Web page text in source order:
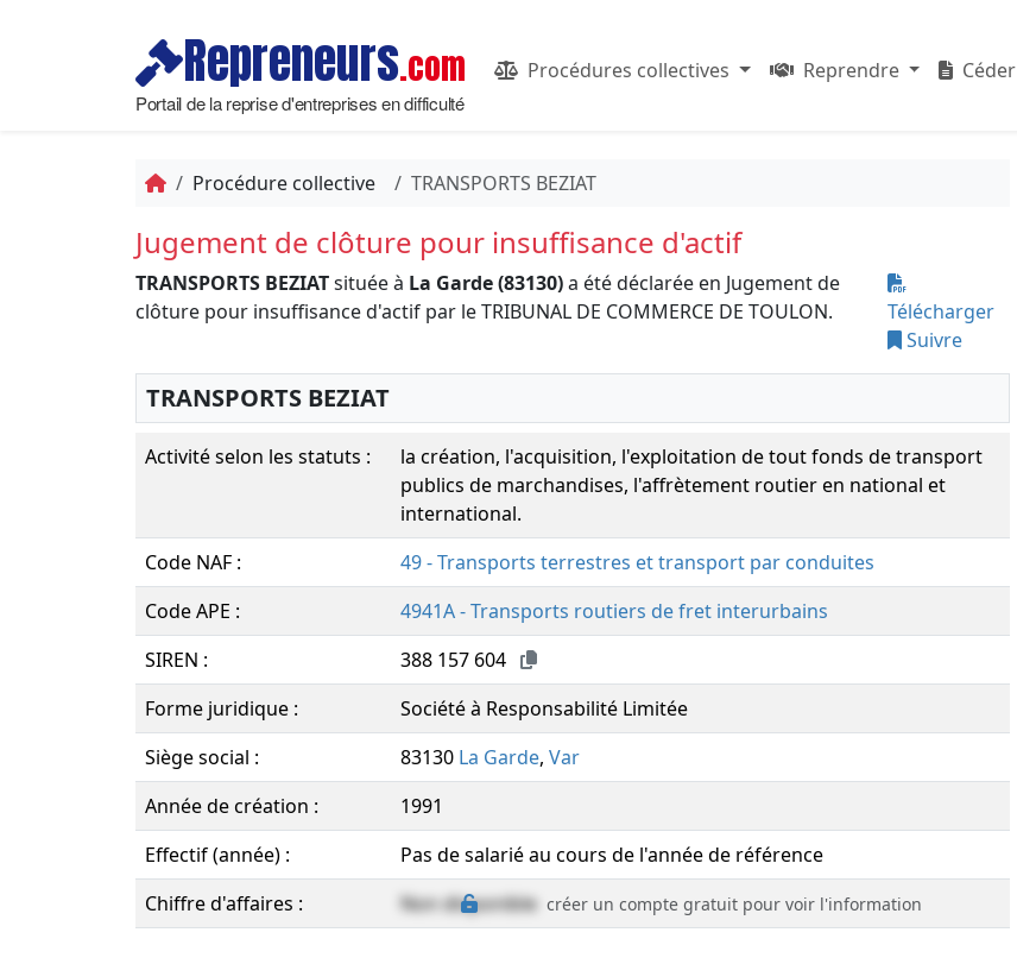
Repreneurs.com
Portail de la reprise d'entreprises en difficulté
Procédures collectives Reprendre Céder
Procédure collective TRANSPORTS BEZIAT
Jugement de clôture pour insuffisance d'actif
TRANSPORTS BEZIATsituée à La Garde (83130)a été déclarée en Jugement de
clôture pour insuffisance d'actif par le TRIBUNAL DE COMMERCE DE TOULON.
Télécharger
Suivre
TRANSPORTS BEZIAT
Activité selon les statuts :
la création, l'acquisition, l'exploitation de tout fonds de transport
publics de marchandises, l'affrètement routier en national et
international.
Code NAF :
49 - Transports terrestres et transport par conduites
Code APE :
4941A - Transports routiers de fret interurbains
SIREN :
388 157 604
Forme juridique :
Société à Responsabilité Limitée
Siège social :
83130 La Garde, Var
Année de création :
1991
Effectif (année) :
Pas de salarié au cours de l'année de référence
Chiffre d'affaires :
Non disponible créer un compte gratuit pour voir l'information